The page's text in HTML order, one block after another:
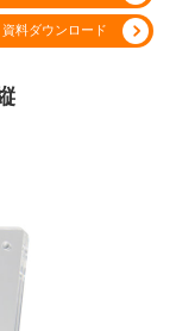
料ダウンロード